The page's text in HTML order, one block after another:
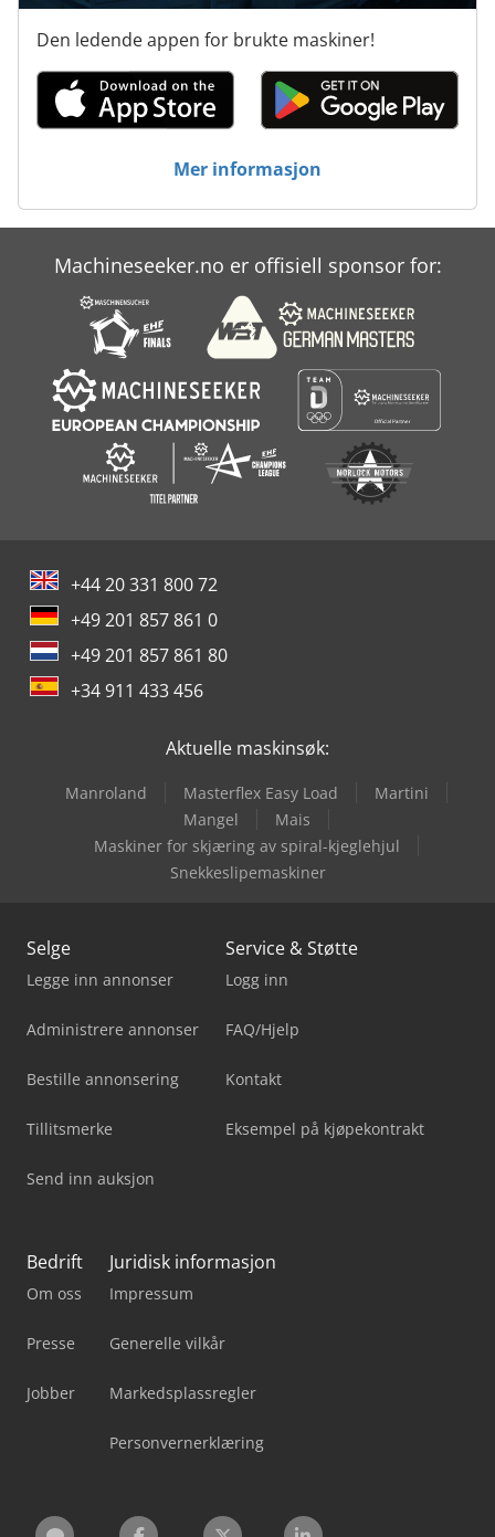
Den ledende appen for brukte maskiner!
Mer informasjon
Machineseeker.no er offisiell sponsor for:
+44 20 331 800 72
+49 201 857 861 0
+49 201 857 861 80
+34 911 433 456
Aktuelle maskinsøk:
Manroland Masterflex Easy Load
Martini
Mangel
Mais
Maskiner for skjæring av spiral-kjeglehjul
Snekkeslipemaskiner
Selge
Legge inn annonser
Administrere annonser
Bestille annonsering
Tillitsmerke
Send inn auksjon
Service & Støtte
Logg inn
FAQ/Hjelp
Kontakt
Eksempel på kjøpekontrakt
Bedrift
Om oss
Presse
Jobber
Juridisk informasjon
Impressum
Generelle vilkår
Markedsplassregler
Personvernerklæring